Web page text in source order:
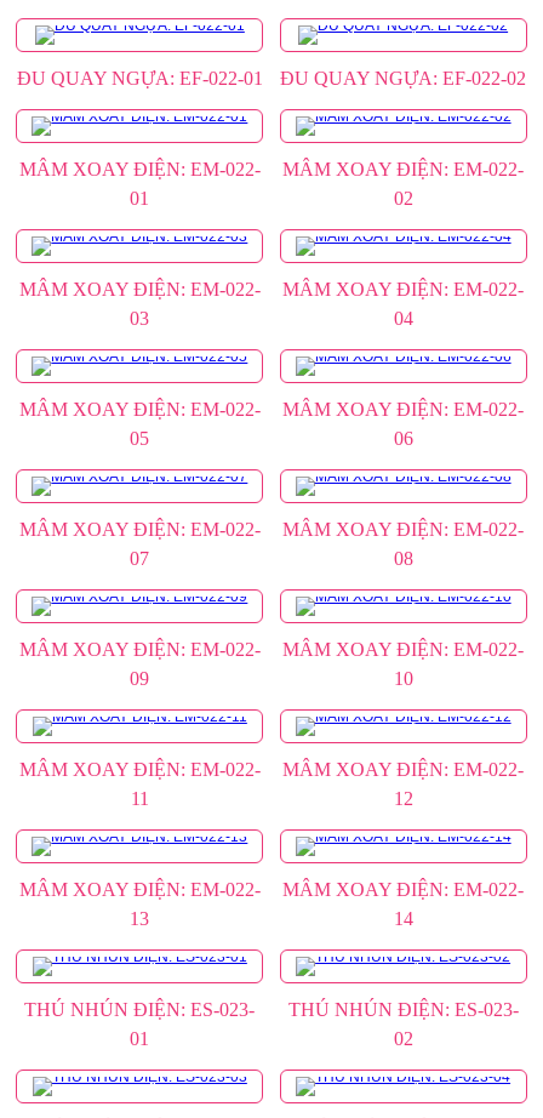
ĐU QUAY NGỰA: EF-022-01 ĐU QUAY NGỰA: EF-022-02
MÂM XOAY ĐIỆN: EM-022-
01
MÂM XOAY ĐIỆN: EM-022-
02
MÂM XOAY ĐIỆN: EM-022-
03
MÂM XOAY ĐIỆN: EM-022-
04
MÂM XOAY ĐIỆN: EM-022-
05
MÂM XOAY ĐIỆN: EM-022-
06
MÂM XOAY ĐIỆN: EM-022-
07
MÂM XOAY ĐIỆN: EM-022-
08
MÂM XOAY ĐIỆN: EM-022-
09
MÂM XOAY ĐIỆN: EM-022-
10
MÂM XOAY ĐIỆN: EM-022-
11
MÂM XOAY ĐIỆN: EM-022-
12
MÂM XOAY ĐIỆN: EM-022-
13
MÂM XOAY ĐIỆN: EM-022-
14
THÚ NHÚN ĐIỆN: ES-023-
01
THÚ NHÚN ĐIỆN: ES-023-
02